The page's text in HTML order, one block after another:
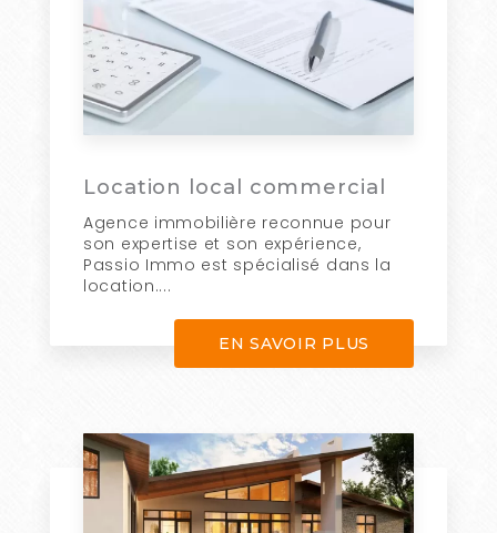
Location local commercial
Agence immobilière reconnue pour
son expertise et son expérience,
Passio Immo est spécialisé dans la
location....
EN SAVOIR PLUS